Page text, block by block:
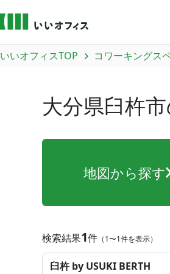
いいオフィスTOP コワーキングス
大分県臼杵市
地図から探す
検索結果1件 （1〜1件を表示）
臼杵 by USUKI BERTH